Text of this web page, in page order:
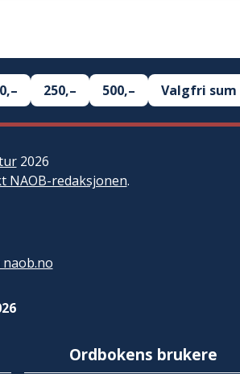
250,– 500,– Valgfri sum
2026
NAOB-redaksjonen.
Ordbokens brukere